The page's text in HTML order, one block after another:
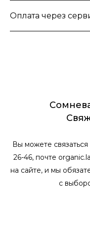
Оплата через
Вы можете
26-46, почте
на сайте, и мы
с